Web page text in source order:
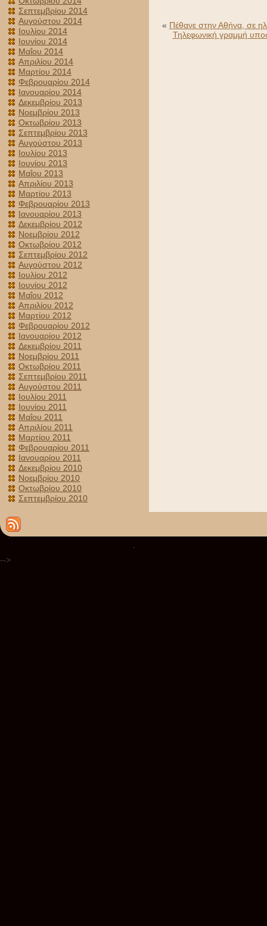
Σεπτεμβρίου 2014
Αυγούστου 2014
Ιουλίου 2014
Ιουνίου 2014
Μαΐου 2014
Απριλίου 2014
Μαρτίου 2014
Φεβρουαρίου 2014
Ιανουαρίου 2014
Δεκεμβρίου 2013
Νοεμβρίου 2013
Οκτωβρίου 2013
Σεπτεμβρίου 2013
Αυγούστου 2013
Ιουλίου 2013
Ιουνίου 2013
Μαΐου 2013
Απριλίου 2013
Μαρτίου 2013
Φεβρουαρίου 2013
Ιανουαρίου 2013
Δεκεμβρίου 2012
Νοεμβρίου 2012
Οκτωβρίου 2012
Σεπτεμβρίου 2012
Αυγούστου 2012
Ιουλίου 2012
Ιουνίου 2012
Μαΐου 2012
Απριλίου 2012
Μαρτίου 2012
Φεβρουαρίου 2012
Ιανουαρίου 2012
Δεκεμβρίου 2011
Νοεμβρίου 2011
Οκτωβρίου 2011
Σεπτεμβρίου 2011
Αυγούστου 2011
Ιουλίου 2011
Ιουνίου 2011
Μαΐου 2011
Απριλίου 2011
Μαρτίου 2011
Φεβρουαρίου 2011
Ιανουαρίου 2011
Δεκεμβρίου 2010
Νοεμβρίου 2010
Οκτωβρίου 2010
Σεπτεμβρίου 2010
« Πέθανε στην Αθήνα, σε
Τηλεφωνική γραμμή
-->